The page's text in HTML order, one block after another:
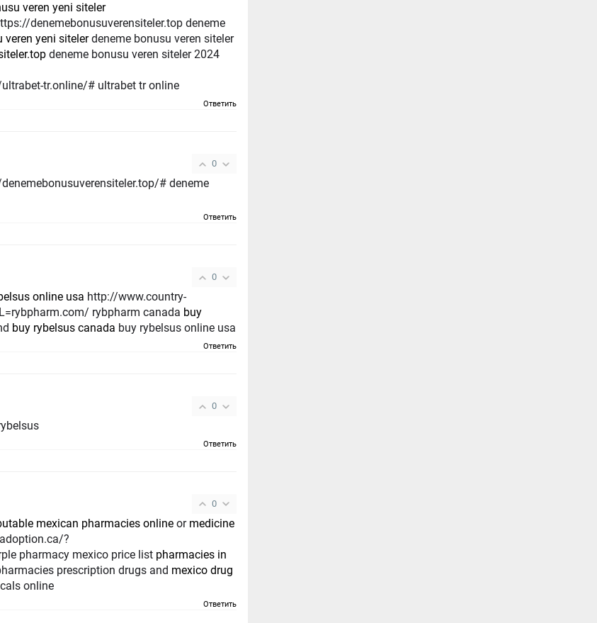
veren yeni siteler
denemebonusuverensiteler.top deneme
veren yeni sitelerdeneme bonusu veren siteler
deneme bonusu veren siteler 2024
tr.online/# ultrabet tr online
Ответить
0
# deneme
Ответить
0
online usa
rybpharm canada buy
buy rybelsus canada buy rybelsus online usa
Ответить
0
Ответить
0
mexican pharmacies online or medicine
pharmacy mexico price list pharmacies in
prescription drugs and mexico drug
online
Ответить